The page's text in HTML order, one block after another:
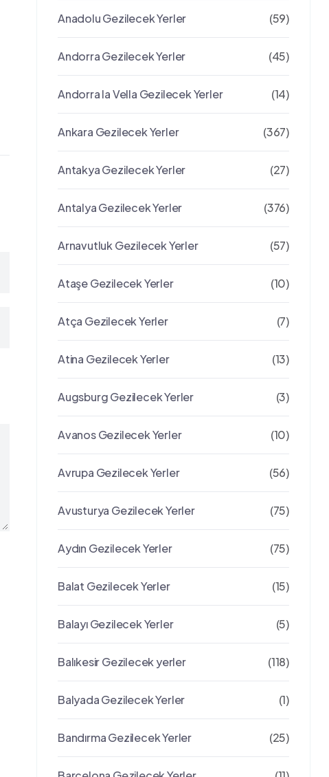
Anadolu Gezilecek Yerler (59)
Andorra Gezilecek Yerler (45)
Andorra la Vella Gezilecek Yerler (14)
Ankara Gezilecek Yerler (367)
Antakya Gezilecek Yerler (27)
Antalya Gezilecek Yerler (376)
Arnavutluk Gezilecek Yerler (57)
Ataşe Gezilecek Yerler (10)
Atça Gezilecek Yerler (7)
Atina Gezilecek Yerler (13)
Augsburg Gezilecek Yerler (3)
Avanos Gezilecek Yerler (10)
Avrupa Gezilecek Yerler (56)
Avusturya Gezilecek Yerler (75)
Aydın Gezilecek Yerler (75)
Balat Gezilecek Yerler (15)
Balayı Gezilecek Yerler (5)
Balıkesir Gezilecek yerler (118)
Balyada Gezilecek Yerler (1)
Bandırma Gezilecek Yerler (25)